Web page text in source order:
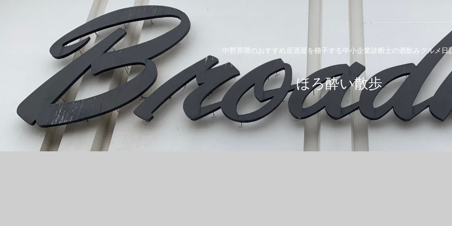
中野界隈のおすすめ居酒屋を梯子する中小企業診断士の酒飲みグルメ日
ほろ酔い散歩